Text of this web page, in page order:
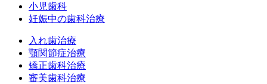
小児歯科
妊娠中の歯科治療
入れ歯治療
顎関節症治療
矯正歯科治療
審美歯科治療